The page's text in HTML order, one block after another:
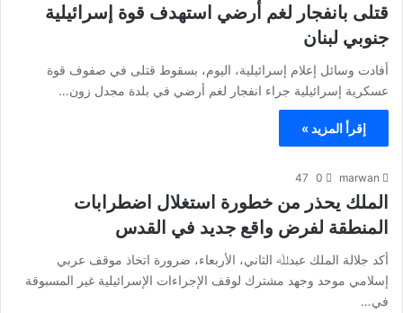
قتلى بانفجار لغم أرضي استهدف قوة إسرائيلية
جنوبي لبنان
أفادت وسائل إعلام إسرائيلية، اليوم، بسقوط قتلى في صفوف قوة
عسكرية إسرائيلية جراء انفجار لغم أرضي في بلدة مجدل زون…
إقرأ المزيد »
marwan
0
47
الملك يحذر من خطورة استغلال اضطرابات
المنطقة لفرض واقع جديد في القدس
أكد جلالة الملك عبدﷲ الثاني، الأربعاء، ضرورة اتخاذ موقف عربي
إسلامي موحد وجهد مشترك لوقف الإجراءات الإسرائيلية غير المسبوقة
في…